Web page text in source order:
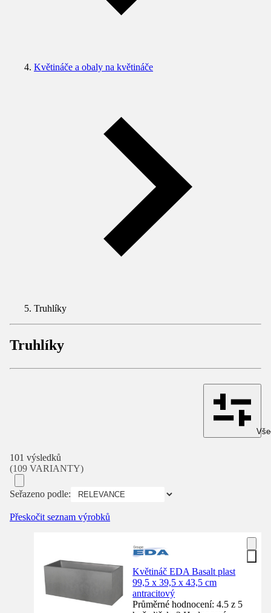
Květináče a obaly na květináče
Truhlíky
Truhlíky
101 výsledků
(109 VARIANTY)
Seřazeno podle:
Přeskočit seznam výrobků
Květináč EDA Basalt plast
99,5 x 39,5 x 43,5 cm
antracitový
Průměrné hodnocení: 4.5 z 5